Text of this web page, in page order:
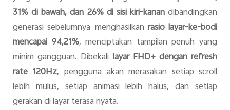
31% di bawah, dan 26% di sisi kiri-kanandibandingkan
generasi sebelumnya—menghasilkanrasio layar-ke-bodi
mencapai 94,21%, menciptakan tampilan penuh yang
minim gangguan. Dibekali layar FHD+ dengan refresh
rate 120Hz, pengguna akan merasakan setiap scroll
lebih mulus, setiap animasi lebih halus, dan setiap
gerakan di layar terasa nyata.